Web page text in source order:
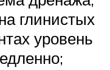
глинистых
уровень